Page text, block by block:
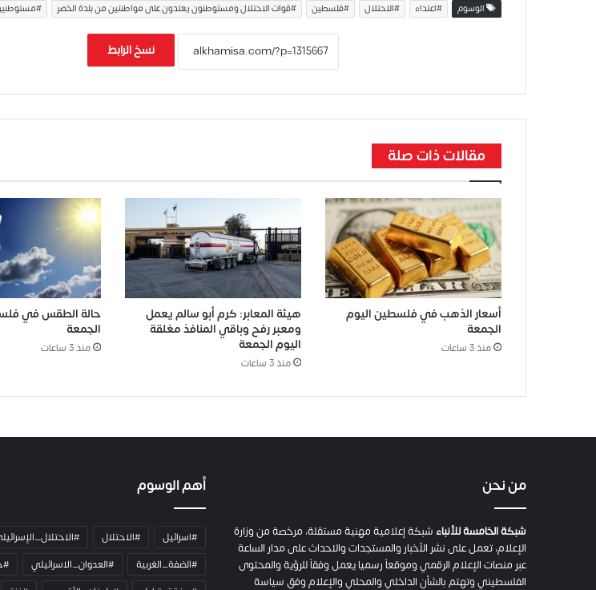
الوسوم #اعتداء #الاحتلال #فلسطين #قوات الاحتلال ومستوطنون يعتدون على مواطنتين من بلدة الخضر
نسخ الرابط
مقالات ذات صلة
أسعار الذهب في فلسطين اليوم
الجمعة
منذ 3 ساعات
هيئة المعابر: كرم أبو سالم يعمل
ومعبر رفح وباقي المنافذ مغلقة
اليوم الجمعة
منذ 3 ساعات
حالة الطقس في
الجمعة
منذ 3 ساعات
من نحن
شبكة الخامسة للأنباء شبكة إعلامية مهنية مستقلة، مرخصة من وزارة
الإعلام، تعمل على نشر الأخبار والمستجدات والاحداث على مدار الساعة
عبر منصات الإعلام الرقمي وموقعاً رسميا يعمل وفقاً للرؤية والمحتوى
الفلسطيني وتهتم بالشأن الداخلي والمحلي والإعلام وفق سياسة
أهم الوسوم
#اسرائيل #الاحتلال
#الضفة_الغربية
#العدوان_الاسرائيلي